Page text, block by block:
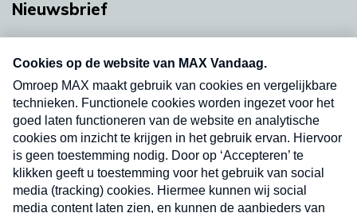
Nieuwsbrief
Neem hier een gratis abonnement op onze
nieuwsbrief. Elke vrijdag- en dinsdagochtend in
uw mailbox.
Verzend